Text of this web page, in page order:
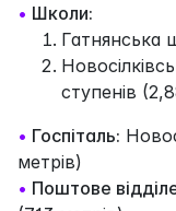
• Школи:
Гатнянська
ступенів
• Госпіталь:
метрів)
• Поштове